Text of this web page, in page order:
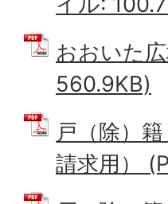
おおいた
560.9KB)
戸（除）
請求用）